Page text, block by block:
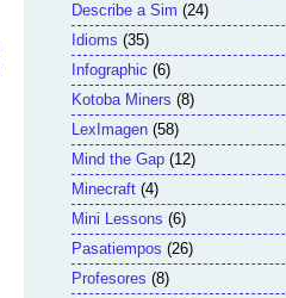
Describe a Sim (24)
Idioms (35)
Infographic (6)
Kotoba Miners (8)
LexImagen (58)
Mind the Gap (12)
Minecraft (4)
Mini Lessons (6)
Pasatiempos (26)
Profesores (8)